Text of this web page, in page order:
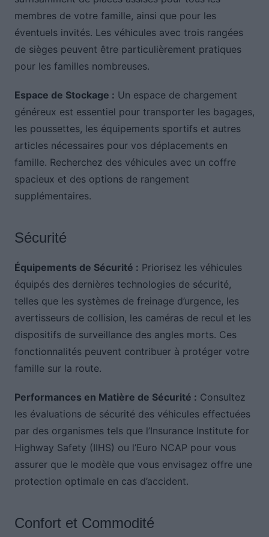
membres de votre famille, ainsi que pour les
éventuels invités. Les véhicules avec trois rangées
de sièges peuvent être particulièrement pratiques
pour les familles nombreuses.
Espace de Stockage : Un espace de chargement
généreux est essentiel pour transporter les bagages,
les poussettes, les équipements sportifs et autres
articles nécessaires pour vos déplacements en
famille. Recherchez des véhicules avec un coffre
spacieux et des options de rangement
supplémentaires.
Sécurité
Équipements de Sécurité : Priorisez les véhicules
équipés des dernières technologies de sécurité,
telles que les systèmes de freinage d’urgence, les
avertisseurs de collision, les caméras de recul et les
dispositifs de surveillance des angles morts. Ces
fonctionnalités peuvent contribuer à protéger votre
famille sur la route.
Performances en Matière de Sécurité : Consultez
les évaluations de sécurité des véhicules effectuées
par des organismes tels que l’Insurance Institute for
Highway Safety (IIHS) ou l’Euro NCAP pour vous
assurer que le modèle que vous envisagez offre une
protection optimale en cas d’accident.
Confort et Commodité